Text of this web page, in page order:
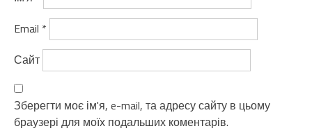
Email *
Сайт
Зберегти моє ім'я, e-mail, та адресу сайту в цьому
браузері для моїх подальших коментарів.